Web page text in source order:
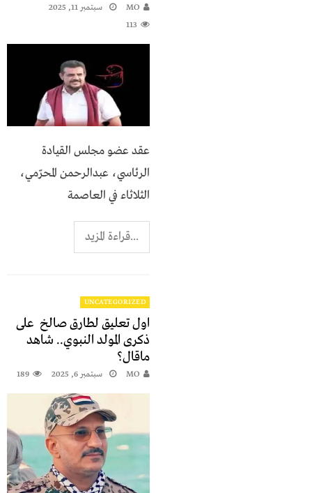
MO
سبتمبر 11, 2025
113
عقد عضو مجلس القيادة
الرئاسي، عبدالرحمن المحرّمي،
الثلاثاء في العاصمة
...قراءة المزيد
UNCATEGORIZED
اول تعليق لطارق صالخ على
ذكرى المولد النبوي.. شاهد
ماقال؟
MO سبتمبر 6, 2025 189